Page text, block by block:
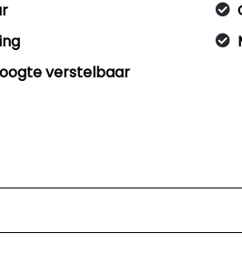
verstelbaar